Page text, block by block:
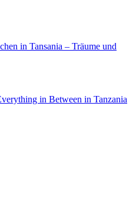
in Tansania – Träume und
in Between in Tanzania